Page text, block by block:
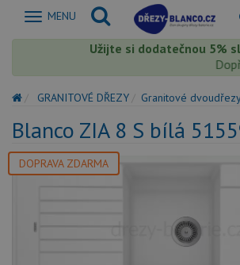
Zobrazit
MENU
Užijte si dodatečnou 5%
GRANITOVÉ DŘEZY Granitové
Blanco ZIA 8 S bílá
DOPRAVA ZDARMA